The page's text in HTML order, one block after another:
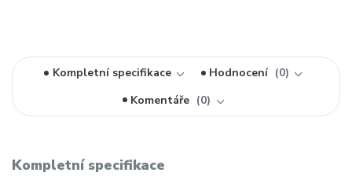
Kompletní specifikace Hodnocení
0
Komentáře
0
Kompletní specifikace